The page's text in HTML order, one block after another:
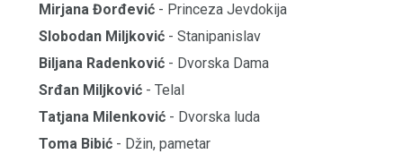
Mirjana Đorđević - Princeza Jevdokija
Slobodan Miljković- Stanipanislav
Biljana Radenković- Dvorska Dama
Srđan Miljković- Telal
Tatjana Milenković - Dvorska luda
Toma Bibić- Džin, pametar